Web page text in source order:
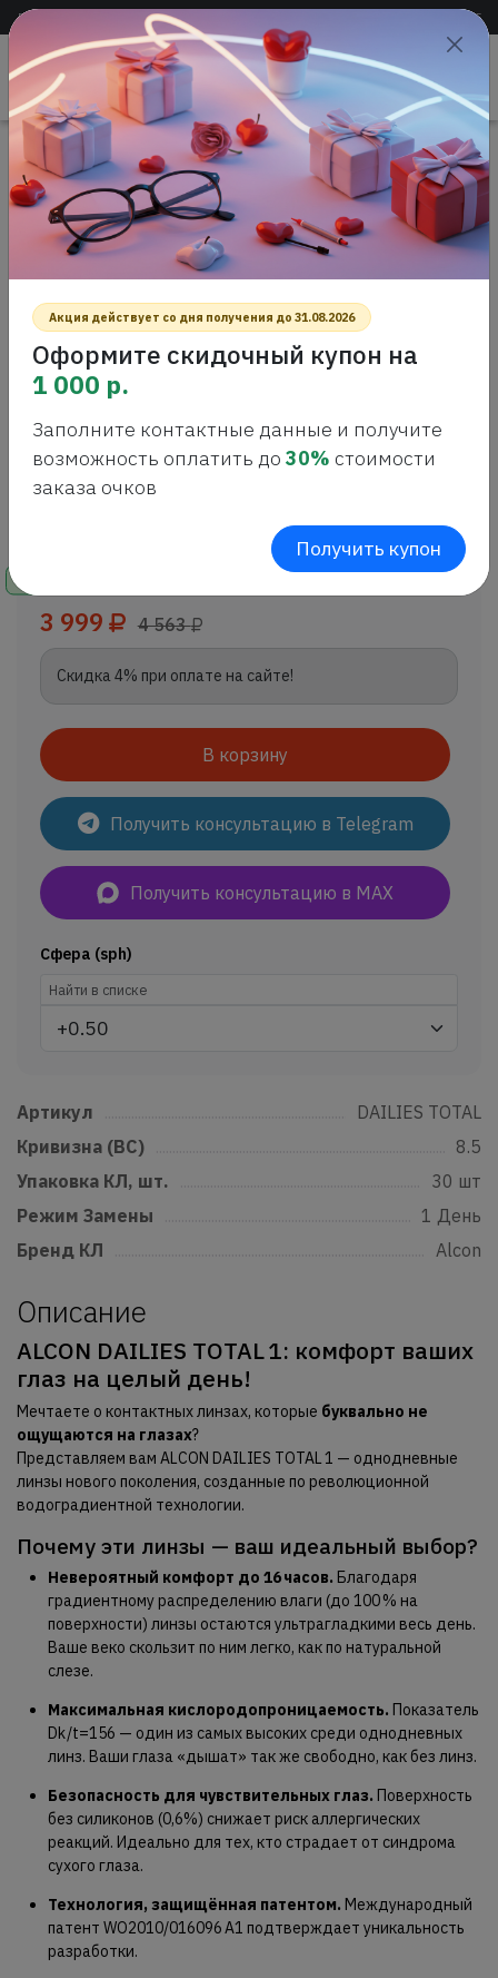
Доставка по всей России +7 (383) 288-54-55
САЛОН ОПТИКИ
Проверить
зрение
Главная Интернет-магазин оптики
Контактные линзы
ALCON DAILIES TOTAL 1, 30шт
ALCON DAILIES TOTAL 1, 30ШТ
3 999 4 563
Скидка 4% при оплате на сайте!
В корзину
Получить консультацию в Telegram
Получить консультацию в MAX
Сфера (sph)
Артикул
DAILIES TOTAL
Кривизна (BC)
8.5
Упаковка КЛ, шт.
30 шт
Режим Замены
1 День
Бренд КЛ
Alcon
Описание
ALCON DAILIES TOTAL 1: комфорт ваших
глаз на целый день!
Мечтаете о контактных линзах, которые буквально не
ощущаются на глазах?
Представляем вам ALCON DAILIES TOTAL 1 — однодневные
линзы нового поколения, созданные по революционной
водоградиентной технологии.
Почему эти линзы — ваш идеальный выбор?
Невероятный комфорт до 16 часов. Благодаря
градиентному распределению влаги (до 100 % на
поверхности) линзы остаются ультрагладкими весь день.
Ваше веко скользит по ним легко, как по натуральной
слезе.
Максимальная кислородопроницаемость. Показатель
Dk/t=156 — один из самых высоких среди однодневных
линз. Ваши глаза «дышат» так же свободно, как без линз.
Безопасность для чувствительных глаз. Поверхность
без силиконов (0,6%) снижает риск аллергических
реакций. Идеально для тех, кто страдает от синдрома
сухого глаза.
Технология, защищённая патентом. Международный
патент WO2010/016096 А1 подтверждает уникальность
разработки.
Акция действует со дня получения до 31.08.2026
Оформите скидочный купон на
1 000 р.
Заполните контактные данные и получите
возможность оплатить до 30% стоимости
заказа очков
Получить купон